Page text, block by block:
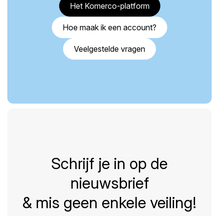
Het Komerco-platform
Hoe maak ik een account?
Veelgestelde vragen
Schrijf je in op de
nieuwsbrief
& mis geen enkele veiling!